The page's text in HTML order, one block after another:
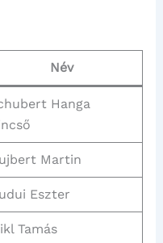
Név
Hanga
Martin
Eszter
Tamás